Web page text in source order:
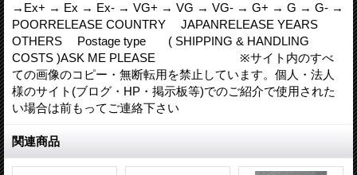
→Ex+ → Ex → Ex- → VG+ → VG → VG- → G+ → G → G- →
POORRELEASE COUNTRY JAPANRELEASE YEARS
OTHERS Postage type ( SHIPPING & HANDLING
COSTS )ASK ME PLEASE ※サイト内のすべ
ての画像のコピー・無断転用を禁止しています。個人・法人
様のサイト(ブログ・HP・掲示板等)でのご紹介で使用された
い場合は前もってご連絡下さい
関連商品